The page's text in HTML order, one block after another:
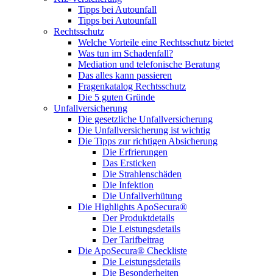
Tipps bei Autounfall
Tipps bei Autounfall
Rechtsschutz
Welche Vorteile eine Rechtsschutz bietet
Was tun im Schadenfall?
Mediation und telefonische Beratung
Das alles kann passieren
Fragenkatalog Rechtsschutz
Die 5 guten Gründe
Unfallversicherung
Die gesetzliche Unfallversicherung
Die Unfallversicherung ist wichtig
Die Tipps zur richtigen Absicherung
Die Erfrierungen
Das Ersticken
Die Strahlenschäden
Die Infektion
Die Unfallverhütung
Die Highlights ApoSecura®
Der Produktdetails
Die Leistungsdetails
Der Tarifbeitrag
Die ApoSecura® Checkliste
Die Leistungsdetails
Die Besonderheiten